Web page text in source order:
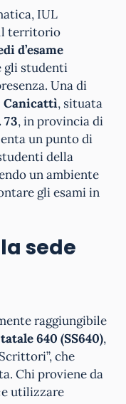
IUL
territorio
d’esame
gli studenti
Una di
Canicattì, situata
73, in provincia di
un punto di
della
un ambiente
gli esami in
sede
raggiungibile
640 (SS640),
che
Chi proviene da
utilizzare